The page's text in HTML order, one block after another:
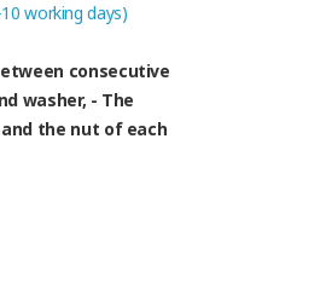
working days)
consecutive
washer, - The
the nut of each